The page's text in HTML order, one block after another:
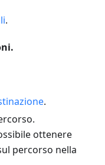
.
.
ottenere
percorso nella